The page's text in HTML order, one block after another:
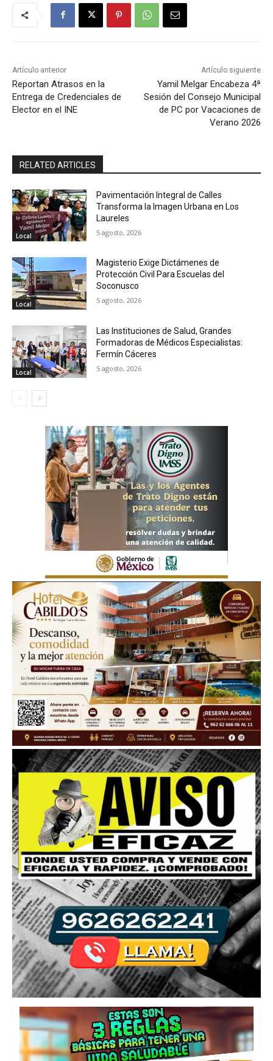
Artículo anterior
Reportan Atrasos en la
Entrega de Credenciales de
Elector en el INE
Artículo siguiente
Yamil Melgar Encabeza 4ª
Sesión del Consejo Municipal
de PC por Vacaciones de
Verano 2026
RELATED ARTICLES
Local
Pavimentación Integral de Calles
Transforma la Imagen Urbana en Los
Laureles
5 agosto, 2026
Local
Magisterio Exige Dictámenes de
Protección Civil Para Escuelas del
Soconusco
5 agosto, 2026
Local
Las Instituciones de Salud, Grandes
Formadoras de Médicos Especialistas:
Fermín Cáceres
5 agosto, 2026